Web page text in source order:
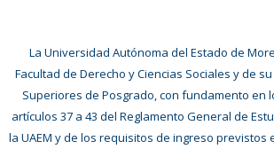
La Universidad Autónoma del Estado de
Facultad de Derecho y Ciencias Sociales y de
Superiores de Posgrado, con fundamento en
artículos 37 a 43 del Reglamento General de
la UAEM y de los requisitos de ingreso previstos